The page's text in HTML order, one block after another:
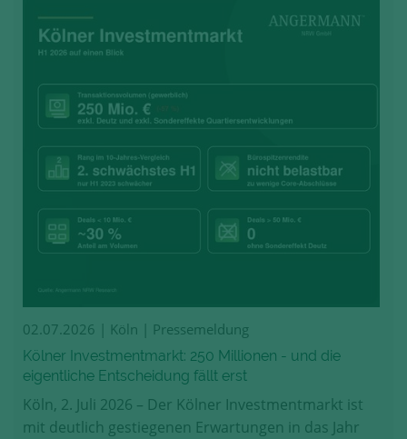
02.07.2026 | Köln | Pressemeldung
Kölner Investmentmarkt: 250 Millionen - und die
eigentliche Entscheidung fällt erst
Köln, 2. Juli 2026 – Der Kölner Investmentmarkt ist
mit deutlich gestiegenen Erwartungen in das Jahr